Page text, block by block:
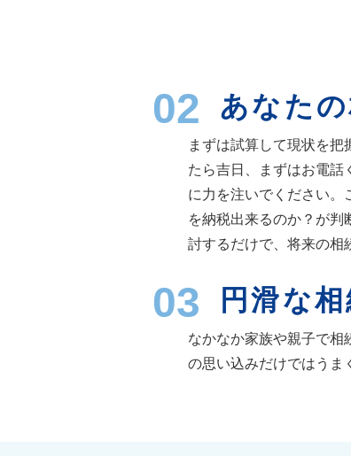
02 あなた
まずは試算して現状を
たら吉日、まずはお電話
に力を注いでください。
を納税出来るのか？が
討するだけで、将来の相
03 円滑な
なかなか家族や親子で相
の思い込みだけではうま